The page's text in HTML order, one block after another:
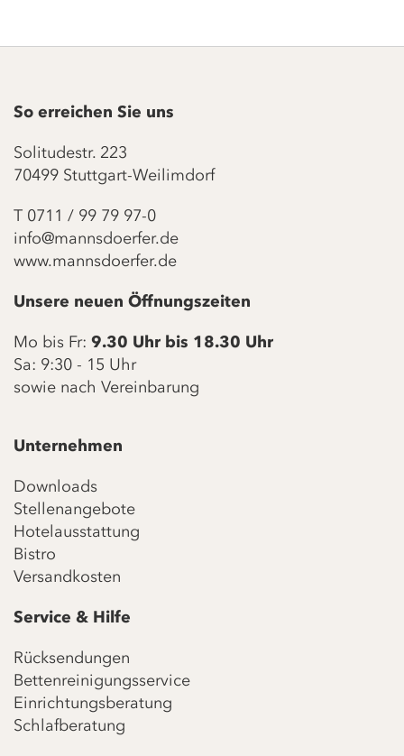
So erreichen Sie uns
Solitudestr. 223
70499 Stuttgart-Weilimdorf
T 0711 / 99 79 97-0
info@mannsdoerfer.de
www.mannsdoerfer.de
Unsere neuen Öffnungszeiten
Mo bis Fr: 9.30 Uhr bis 18.30 Uhr
Sa: 9:30 - 15 Uhr
sowie nach Vereinbarung
Unternehmen
Downloads
Stellenangebote
Hotelausstattung
Bistro
Versandkosten
Service & Hilfe
Rücksendungen
Bettenreinigungsservice
Einrichtungsberatung
Schlafberatung